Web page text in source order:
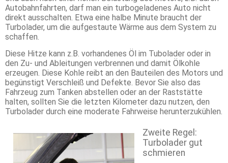
Autobahnfahrten, darf man ein turbogeladenes Auto nicht
direkt ausschalten. Etwa eine halbe Minute braucht der
Turbolader, um die aufgestaute Wärme aus dem System zu
schaffen.
Diese Hitze kann z.B. vorhandenes Öl im Tubolader oder in
den Zu- und Ableitungen verbrennen und damit Ölkohle
erzeugen. Diese Kohle reibt an den Bauteilen des Motors und
begünstigt Verschleiß und Defekte. Bevor Sie also das
Fahrzeug zum Tanken abstellen oder an der Raststätte
halten, sollten Sie die letzten Kilometer dazu nutzen, den
Turbolader durch eine moderate Fahrweise herunterzukühlen.
Zweite Regel:
Turbolader gut
schmieren